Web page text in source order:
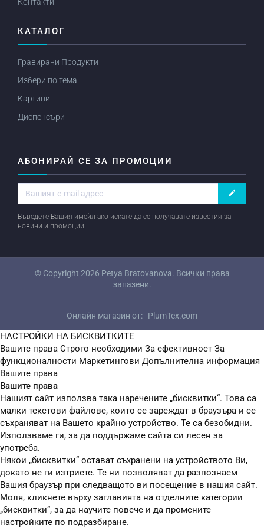
КАТАЛОГ
Гравирани Продукти
Избери по тема
Картини
Диспенсъри
АБОНИРАЙ СЕ ЗА ПРОМОЦИИ
create
Въведете Вашия имейл ако искате да се получавате известия за
новини и промоции.
© Copyright 2026 Petya Bratovanova. Всички права
запазени.
Онлайн магазин от: PlumTex.com
НАСТРОЙКИ НА БИСКВИТКИТЕ
Вашите права Строго необходими За ефективност За
функционалности Маркетингови Допълнителна информация
Вашите права
Вашите права
Нашият сайт използва така наречените „бисквитки“. Това са
малки текстови файлове, които се зареждат в браузъра и се
съхраняват на Вашето крайно устройство. Те са безобидни.
Използваме ги, за да поддържаме сайта си лесен за
употреба.
Някои „бисквитки“ остават съхранени на устройството Ви,
докато не ги изтриете. Те ни позволяват да разпознаем
Вашия браузър при следващото ви посещение в нашия сайт.
Моля, кликнете върху заглавията на отделните категории
„бисквитки“, за да научите повече и да промените
настройките по подразбиране.